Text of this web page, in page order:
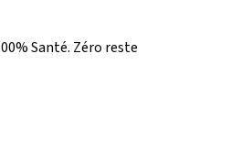
Santé. Zéro reste